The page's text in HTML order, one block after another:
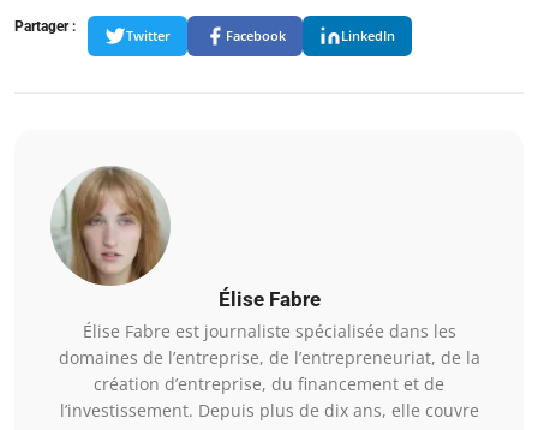
Partager :
Twitter Facebook LinkedIn
Élise Fabre
Élise Fabre est journaliste spécialisée dans les
domaines de l’entreprise, de l’entrepreneuriat, de la
création d’entreprise, du financement et de
l’investissement. Depuis plus de dix ans, elle couvre